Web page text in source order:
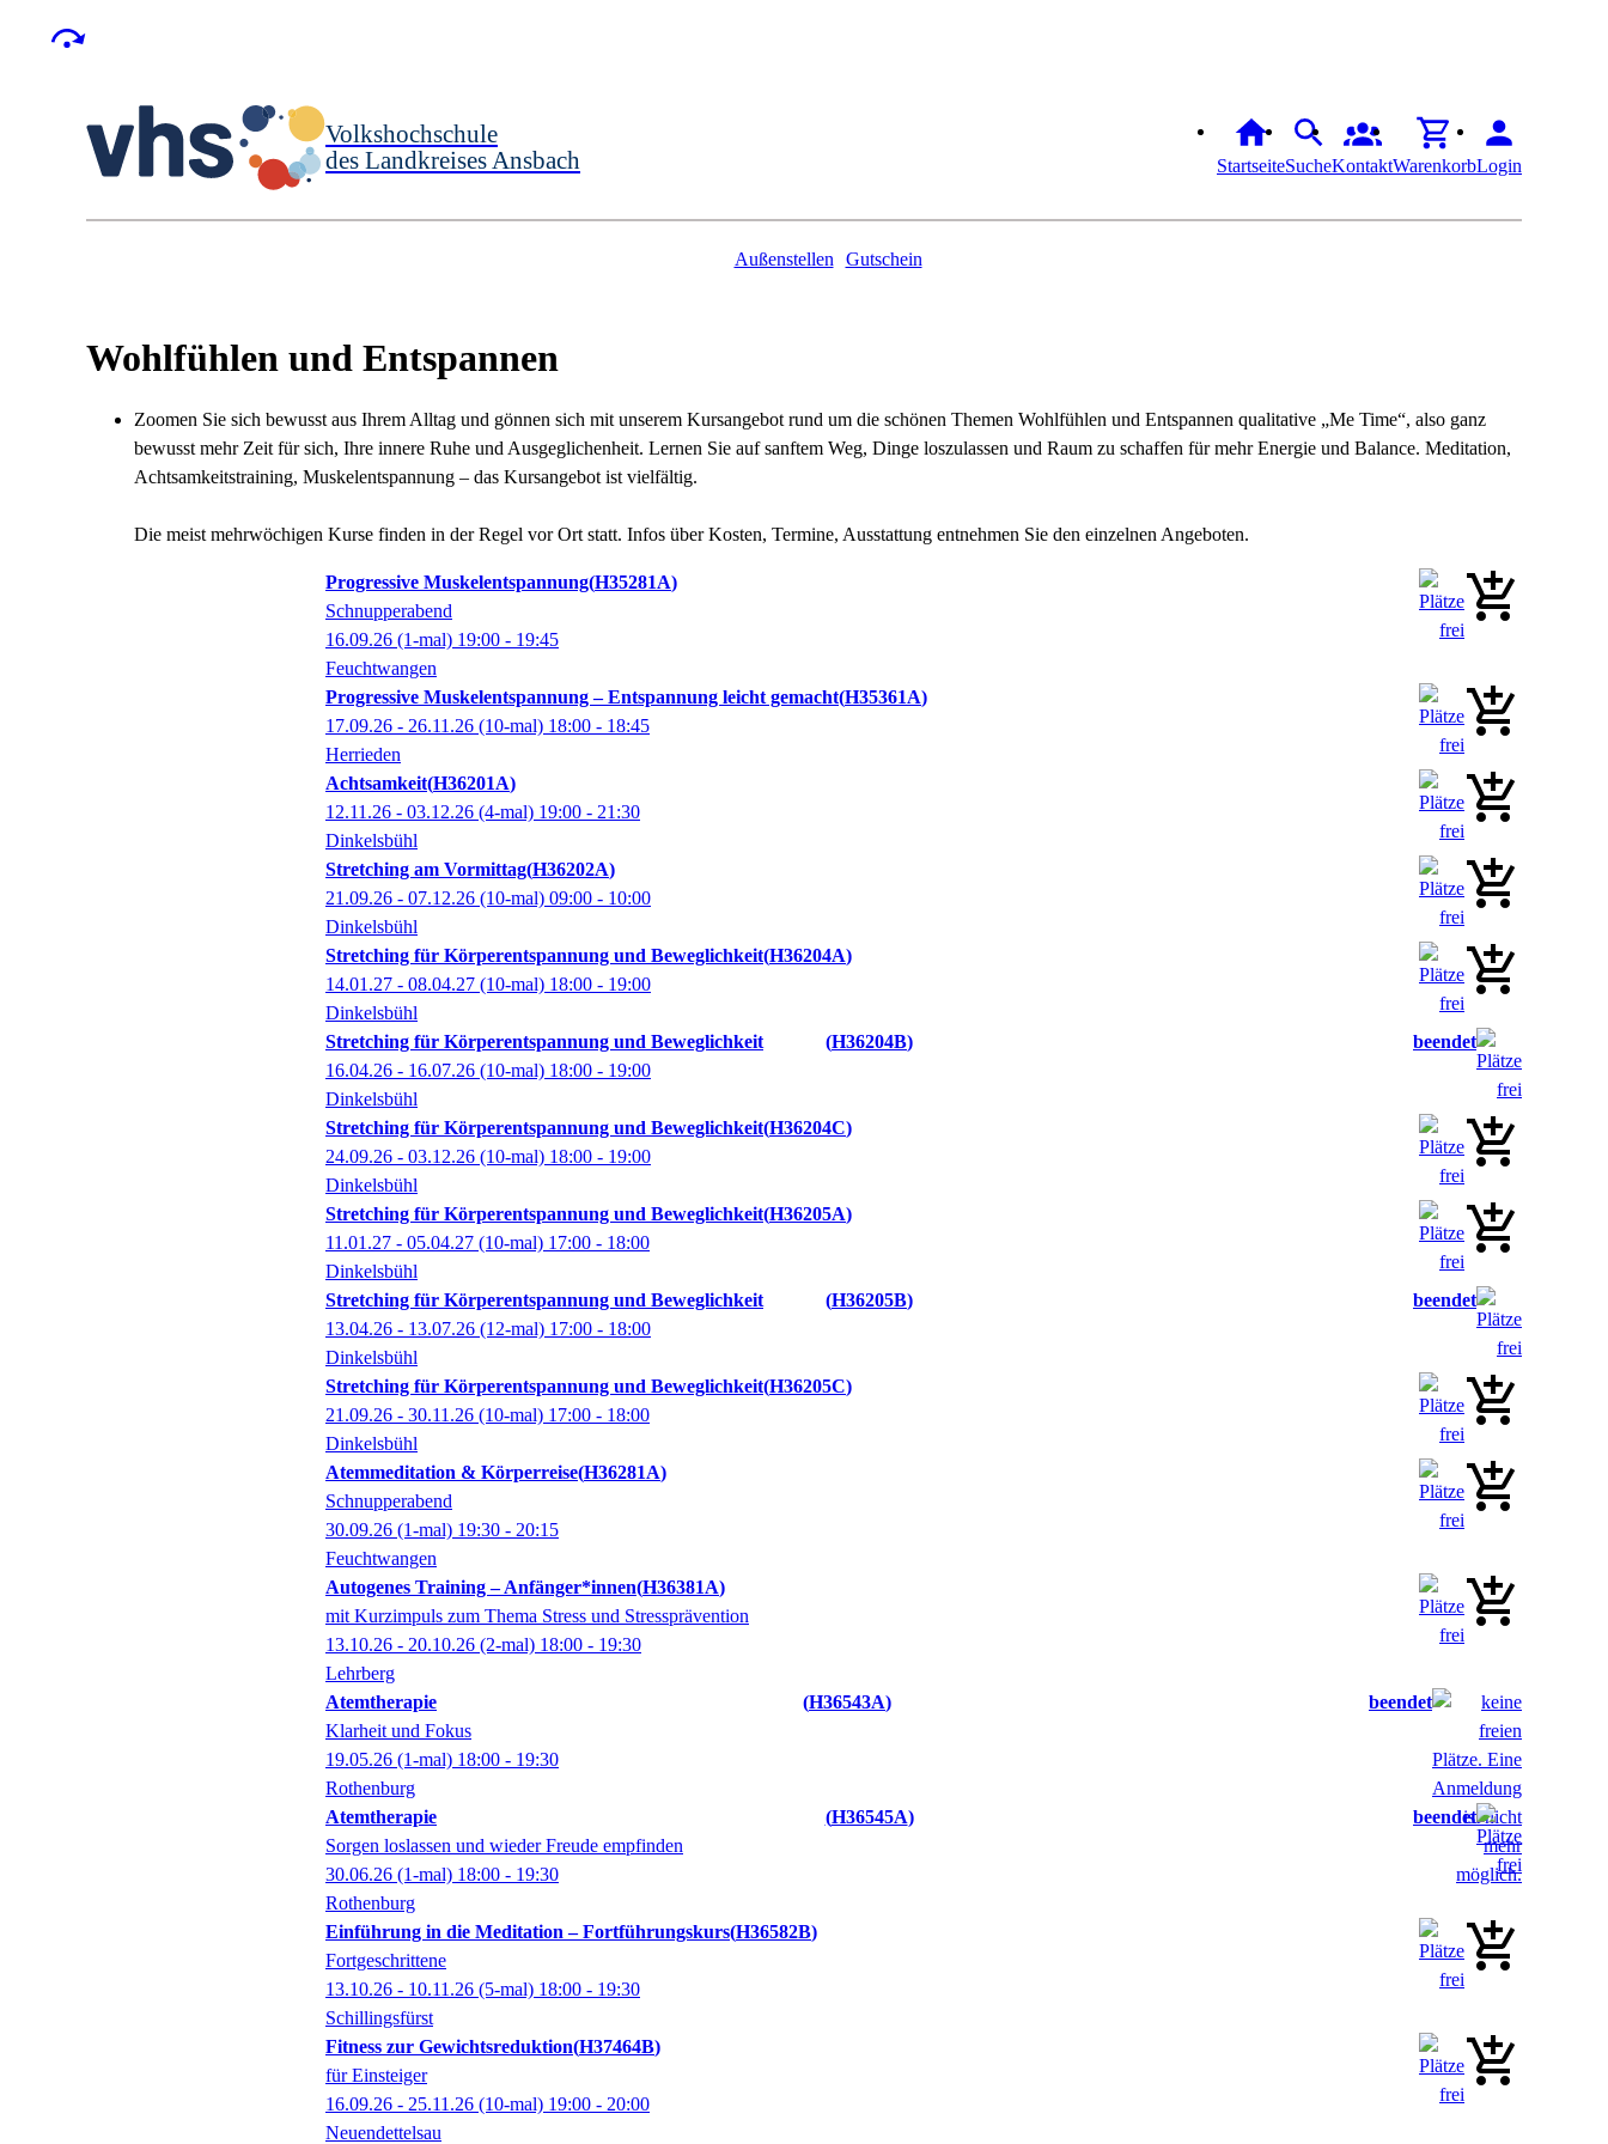
Volkshochschule
des Landkreises Ansbach
StartseiteSucheKontaktWarenkorbLogin
Außenstellen Gutschein
Wohlfühlen und Entspannen
Zoomen Sie sich bewusst aus Ihrem Alltag und gönnen sich mit unserem Kursangebot rund um die schönen Themen Wohlfühlen und Entspannen qualitative „Me Time“, also ganz
bewusst mehr Zeit für sich, Ihre innere Ruhe und Ausgeglichenheit. Lernen Sie auf sanftem Weg, Dinge loszulassen und Raum zu schaffen für mehr Energie und Balance. Meditation,
Achtsamkeitstraining, Muskelentspannung – das Kursangebot ist vielfältig.
Die meist mehrwöchigen Kurse finden in der Regel vor Ort statt. Infos über Kosten, Termine, Ausstattung entnehmen Sie den einzelnen Angeboten.
Progressive Muskelentspannung H35281A
Schnupperabend
16.09.26 (1-mal) 19:00 - 19:45
Feuchtwangen
Progressive Muskelentspannung – Entspannung leicht gemacht H35361A
17.09.26 - 26.11.26 (10-mal) 18:00 - 18:45
Herrieden
Achtsamkeit H36201A
12.11.26 - 03.12.26 (4-mal) 19:00 - 21:30
Dinkelsbühl
Stretching am Vormittag H36202A
21.09.26 - 07.12.26 (10-mal) 09:00 - 10:00
Dinkelsbühl
Stretching für Körperentspannung und Beweglichkeit H36204A
14.01.27 - 08.04.27 (10-mal) 18:00 - 19:00
Dinkelsbühl
Stretching für Körperentspannung und Beweglichkeit
H36204B
16.04.26 - 16.07.26 (10-mal) 18:00 - 19:00
Dinkelsbühl
Stretching für Körperentspannung und Beweglichkeit H36204C
24.09.26 - 03.12.26 (10-mal) 18:00 - 19:00
Dinkelsbühl
Stretching für Körperentspannung und Beweglichkeit H36205A
11.01.27 - 05.04.27 (10-mal) 17:00 - 18:00
Dinkelsbühl
Stretching für Körperentspannung und Beweglichkeit
H36205B
13.04.26 - 13.07.26 (12-mal) 17:00 - 18:00
Dinkelsbühl
Stretching für Körperentspannung und Beweglichkeit H36205C
21.09.26 - 30.11.26 (10-mal) 17:00 - 18:00
Dinkelsbühl
Atemmeditation & Körperreise H36281A
Schnupperabend
30.09.26 (1-mal) 19:30 - 20:15
Feuchtwangen
Autogenes Training – Anfänger*innen H36381A
mit Kurzimpuls zum Thema Stress und Stressprävention
13.10.26 - 20.10.26 (2-mal) 18:00 - 19:30
Lehrberg
Atemtherapie
H36543A
Klarheit und Fokus
19.05.26 (1-mal) 18:00 - 19:30
Rothenburg
Atemtherapie
H36545A
Sorgen loslassen und wieder Freude empfinden
30.06.26 (1-mal) 18:00 - 19:30
Rothenburg
Einführung in die Meditation – Fortführungskurs H36582B
Fortgeschrittene
13.10.26 - 10.11.26 (5-mal) 18:00 - 19:30
Schillingsfürst
Fitness zur Gewichtsreduktion H37464B
für Einsteiger
16.09.26 - 25.11.26 (10-mal) 19:00 - 20:00
Neuendettelsau